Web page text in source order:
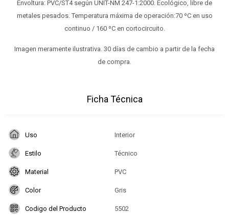
Envoltura: PVC/ST4 según UNIT-NM 247-1:2000. Ecológico, libre de
metales pesados. Temperatura máxima de operación:70 ºC en uso
continuo / 160 ºC en cortocircuito.
Imagen meramente ilustrativa. 30 días de cambio a partir de la fecha
de compra.
Ficha Técnica
Uso Interior
Estilo Técnico
Material PVC
Color Gris
Codigo del Producto 5502